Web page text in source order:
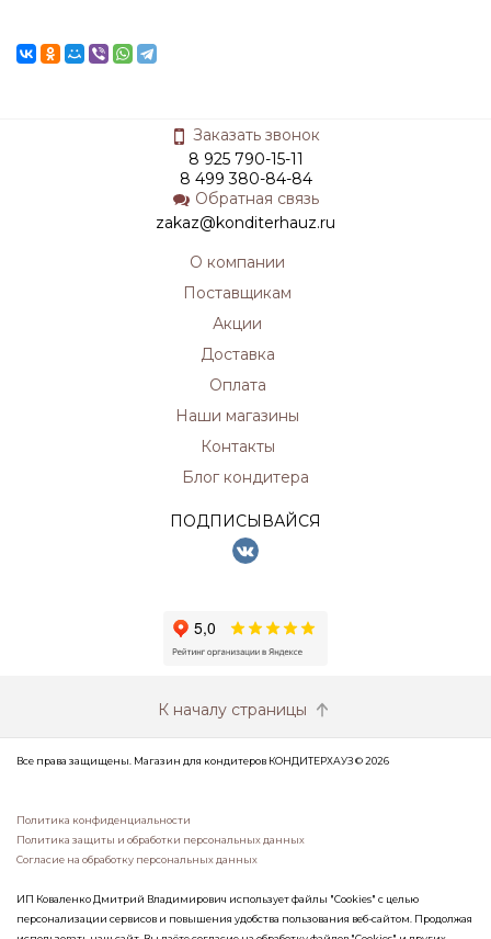
Заказать звонок
8 925 790-15-11
8 499 380-84-84
Обратная связь
zakaz@konditerhauz.ru
О компании
Поставщикам
Акции
Доставка
Оплата
Наши магазины
Контакты
Блог кондитера
ПОДПИСЫВАЙСЯ
К началу страницы
Все права защищены. Магазин для кондитеров КОНДИТЕРХАУЗ © 2026
Политика конфиденциальности
Политика защиты и обработки персональных данных
Согласие на обработку персональных данных
ИП Коваленко Дмитрий Владимирович использует файлы "Cookies" с целью
персонализации сервисов и повышения удобства пользования веб-сайтом. Продолжая